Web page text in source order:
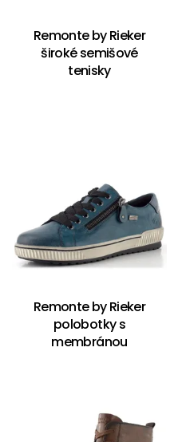
Remonte by Rieker
široké semišové
tenisky
Remonte by Rieker
polobotky s
membránou